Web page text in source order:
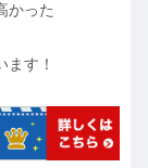
かった
す！